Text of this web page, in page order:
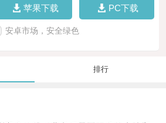
苹果下载 PC下载
安卓市场，安全绿色
排行